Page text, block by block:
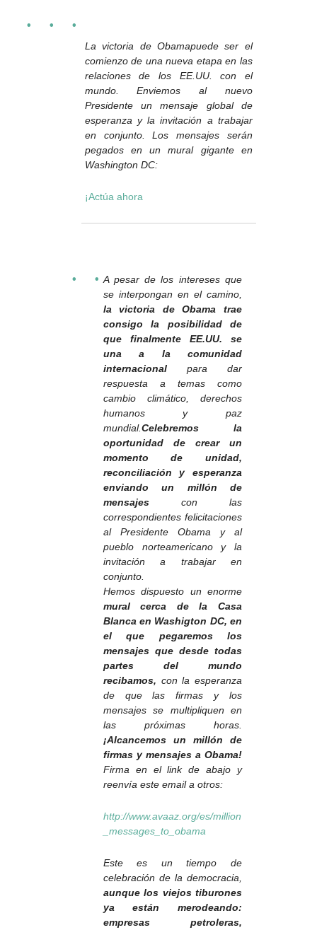
La victoria de Obamapuede ser el
comienzo de una nueva etapa en las
relaciones de los EE.UU. con el
mundo. Enviemos al nuevo
Presidente un mensaje global de
esperanza y la invitación a trabajar
en conjunto. Los mensajes serán
pegados en un mural gigante en
Washington DC:
¡Actúa ahora
A pesar de los intereses que
se interpongan en el camino,
la victoria de Obama trae
consigo la posibilidad de
que finalmente EE.UU. se
una a la comunidad
internacionalpara dar
respuesta a temas como
cambio climático, derechos
humanos y paz
mundial.Celebremos la
oportunidad de crear un
momento de unidad,
reconciliación y esperanza
enviando un millón de
mensajescon las
correspondientes felicitaciones
al Presidente Obama y al
pueblo norteamericano y la
invitación a trabajar en
conjunto.
Hemos dispuesto un enorme
mural cerca de la Casa
Blanca en Washigton DC, en
el que pegaremos los
mensajes que desde todas
partes del mundo
recibamos, con la esperanza
de que las firmas y los
mensajes se multipliquen en
las próximas horas.
¡Alcancemos un millón de
firmas y mensajes a Obama!
Firma en el link de abajo y
reenvía este email a otros:
http://www.avaaz.org/es/million
_messages_to_obama
Este es un tiempo de
celebración de la democracia,
aunque los viejos tiburones
ya están merodeando:
empresas petroleras,